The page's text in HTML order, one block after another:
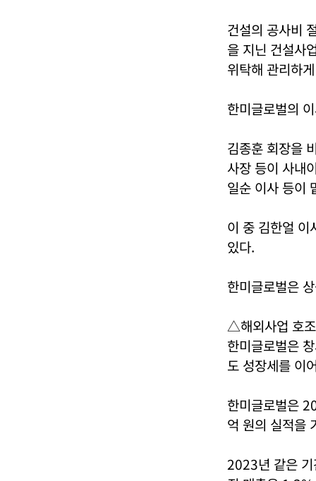
건설의 공사비
을 지닌 건설사
위탁해 관리하
한미글로벌의
김종훈 회장을
사장 등이 사내
일순 이사 등이
이 중 김한얼 이
있다.
한미글로벌은
△해외사업 호
한미글로벌은
도 성장세를 이
한미글로벌은
억 원의 실적을
2023년 같은